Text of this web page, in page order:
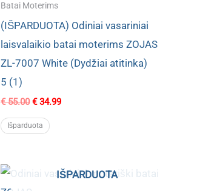
Batai Moterims
(IŠPARDUOTA) Odiniai vasariniai
laisvalaikio batai moterims ZOJAS
ZL-7007 White (Dydžiai atitinka)
5 (1)
€55.00 Original
was:
€ 55.00.
€34.99Current
Išparduota
IŠPARDUOTA